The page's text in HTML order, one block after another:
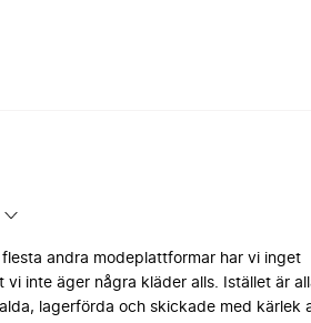
flesta andra modeplattformar har vi inget
vi inte äger några kläder alls. Istället är
lagerförda och skickade med kärlek